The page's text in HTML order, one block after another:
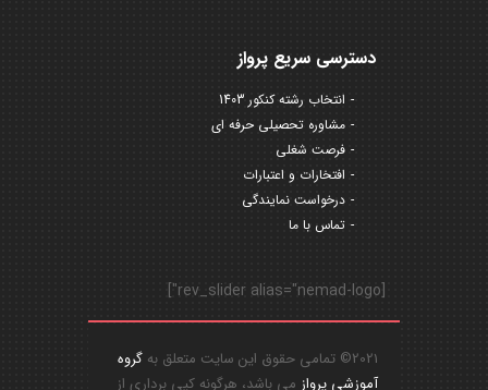
دسترسی سریع پرواز
انتخاب رشته کنکور 1403
مشاوره تحصیلی حرفه ای
فرصت شغلی
افتخارات و اعتبارات
درخواست نمایندگی
تماس با ما
[rev_slider alias="nemad-logo"]
2021© تمامی حقوق این سایت متعلق به
گروه
آموزشی پرواز می باشد، هرگونه کپی برداری از